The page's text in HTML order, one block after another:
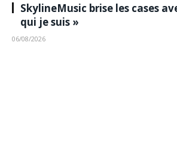
SkylineMusic brise les cases
qui je suis »
06/08/2026